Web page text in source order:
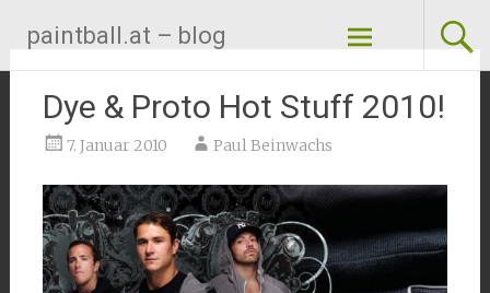
Inhalt
springen
paintball.at – blog
Dye & Proto Hot Stuff 2010!
7. Januar 2010 Paul Beinwachs